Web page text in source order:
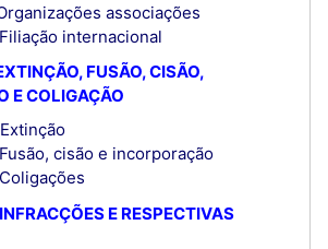
associações
internacional
FUSÃO, CISÃO,
E COLIGAÇÃO
cisão e incorporação
E RESPECTIVAS